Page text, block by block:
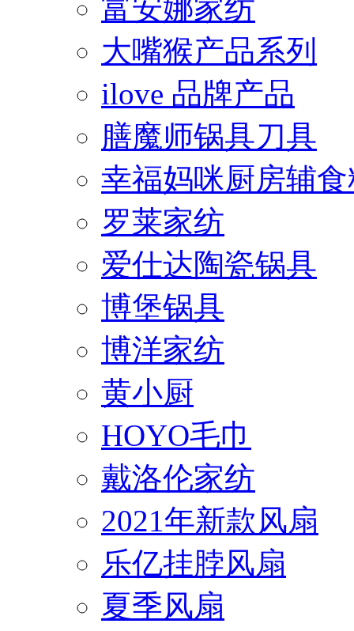
富安娜家纺
大嘴猴产品系列
ilove 品牌产品
膳魔师锅具刀具
幸福妈咪厨房辅
罗莱家纺
爱仕达陶瓷锅具
博堡锅具
博洋家纺
黄小厨
HOYO毛巾
戴洛伦家纺
2021年新款风扇
乐亿挂脖风扇
夏季风扇